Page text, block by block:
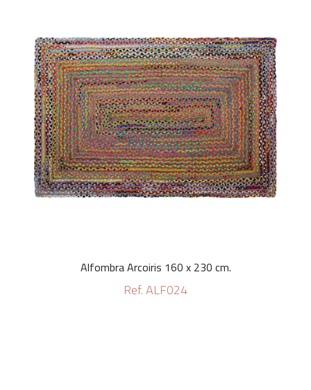
Alfombra Arcoiris 160 x 230 cm.
Ref. ALF024